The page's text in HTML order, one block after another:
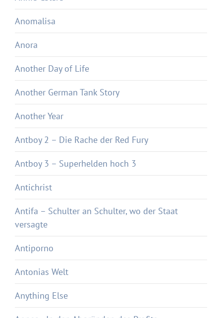
Anomalisa
Anora
Another Day of Life
Another German Tank Story
Another Year
Antboy 2 – Die Rache der Red Fury
Antboy 3 – Superhelden hoch 3
Antichrist
Antifa – Schulter an Schulter, wo der Staat
versagte
Antiporno
Antonias Welt
Anything Else